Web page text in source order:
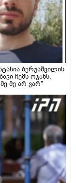
ბერუაშვილის
ჩემს ოჯახს,
მე არ ვარ"